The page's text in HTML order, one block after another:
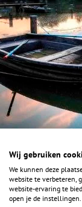
F
a
c
I
n
s
Wij gebruiken
We kunnen deze
website te verbeteren,
website-ervaring te
open je de instellingen.